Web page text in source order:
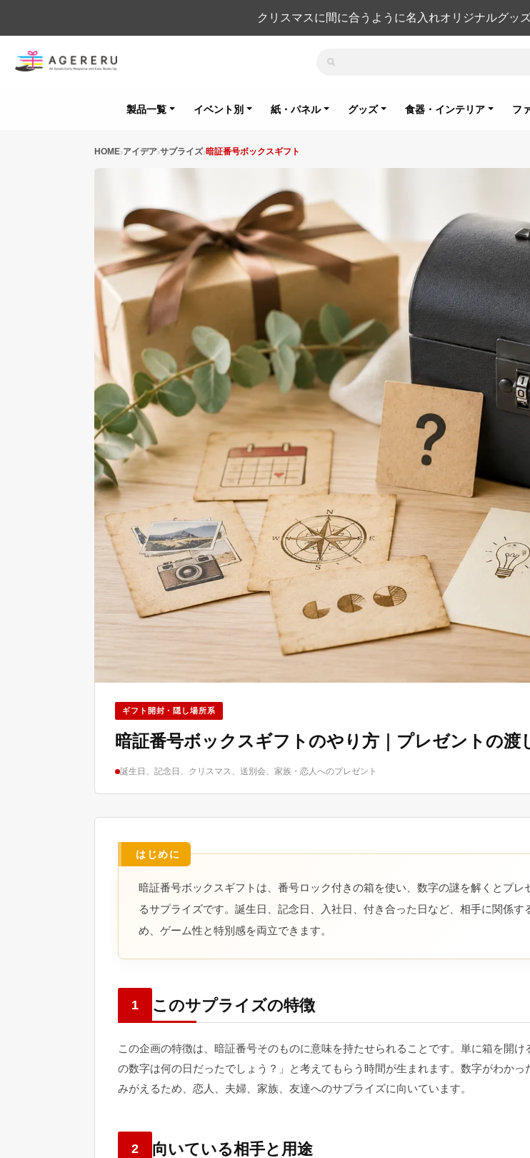
クリスマスに間に合うように名入れオリジナルグッ
製品一覧 イベント別 紙・パネル グッズ 食器・インテリア フ
HOME アイデア サプライズ 暗証番号ボックスギフト
ギフト開封・隠し場所系
暗証番号ボックスギフトのやり方｜プレゼントの渡
誕生日、記念日、クリスマス、送別会、家族・恋人へのプレゼント
暗証番号ボックスギフトは、番号ロック付きの箱を使い、数字の謎を解くとプレ
るサプライズです。誕生日、記念日、入社日、付き合った日など、相手に関係す
め、ゲーム性と特別感を両立できます。
1 このサプライズの特徴
この企画の特徴は、暗証番号そのものに意味を持たせられることです。単に箱を開け
の数字は何の日だったでしょう？」と考えてもらう時間が生まれます。数字がわかっ
みがえるため、恋人、夫婦、家族、友達へのサプライズに向いています。
2 向いている相手と用途